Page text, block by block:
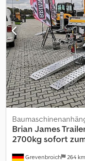
Ladeflächenhöhe 38cm
Lochstahlboden, DIN
Laderampe volle breite
Hebehilfe, Reserverad,
Stützrad..... Verkauf
trailershop Verkauf
- 12. 30 UHR & 14. 00 -
unseren Onlineshop
unterliegen dem
Grevenbroich 264 km
Brian James
2700kg sofort